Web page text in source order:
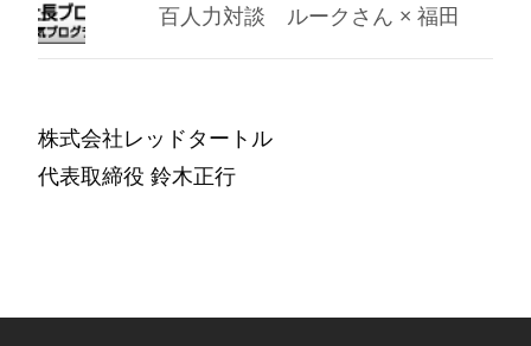
百人力対談 ルークさん × 福田
株式会社レッドタートル
代表取締役 鈴木正行